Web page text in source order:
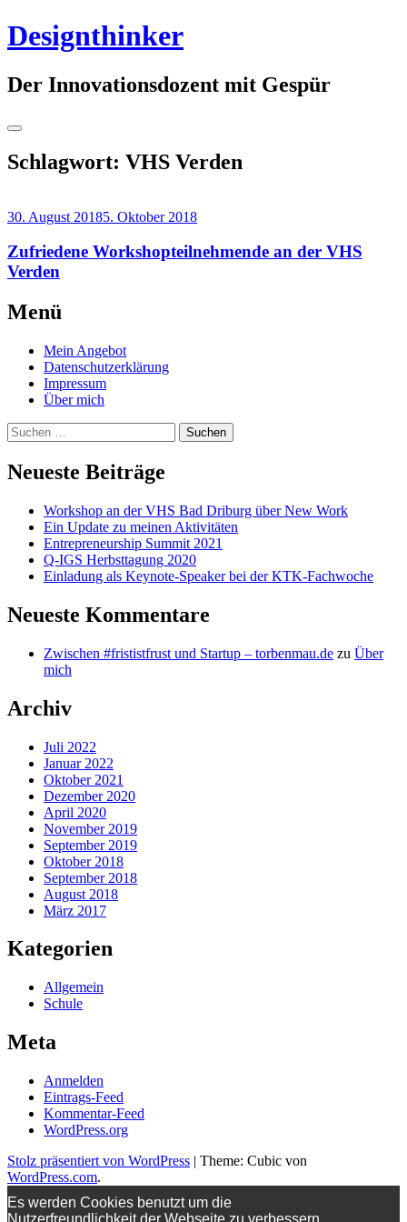
Springe
zum
Designthinker
Der Innovationsdozent mit Gespür
Seitenleiste
Schlagwort: VHS Verden
30. August 20185. Oktober 2018
Zufriedene Workshopteilnehmende an der VHS
Verden
Weiterlesen
→
Menü
Mein Angebot
Datenschutzerklärung
Impressum
Über mich
Suchen
nach:
Neueste Beiträge
Workshop an der VHS Bad Driburg über New Work
Ein Update zu meinen Aktivitäten
Entrepreneurship Summit 2021
Q-IGS Herbsttagung 2020
Einladung als Keynote-Speaker bei der KTK-Fachwoche
Neueste Kommentare
Zwischen #frististfrust und Startup – torbenmau.de zu Über
mich
Archiv
Juli 2022
Januar 2022
Oktober 2021
Dezember 2020
April 2020
November 2019
September 2019
Oktober 2018
September 2018
August 2018
März 2017
Kategorien
Allgemein
Schule
Meta
Anmelden
Eintrags-Feed
Kommentar-Feed
WordPress.org
Stolz präsentiert von WordPress | Theme: Cubic von
WordPress.com.
Es werden Cookies benutzt um die